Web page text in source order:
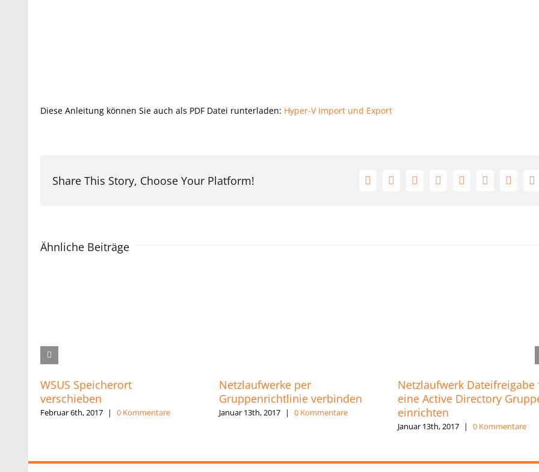
Diese Anleitung können Sie auch als PDF Datei runterladen: Hyper-V Import und Export
Share This Story, Choose Your Platform! Facebook
X RedditLinkedInTumblrPinterest
Vk
Ähnliche Beiträge
WSUS Speicherort
verschieben
Februar 6th, 2017 | 0 Kommentare
Netzlaufwerke per
Gruppenrichtlinie verbinden
Januar 13th, 2017 | 0 Kommentare
Netzlaufwerk Dateifreigabe
eine Active Directory
einrichten
Januar 13th, 2017 | 0 Kommentare